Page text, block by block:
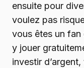
ensuite pour
voulez pas
vous êtes un fan
y jouer
investir